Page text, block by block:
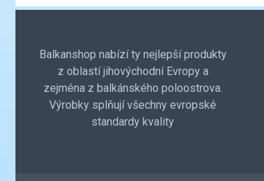
Balkanshop nabízí ty nejlepší produkty
z oblastí jihovýchodní Evropy a
zejména z balkánského poloostrova.
Výrobky splňují všechny evropské
standardy kvality